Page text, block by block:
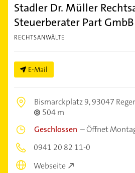
Stadler Dr. Müller
Steuerberater Part GmbB
RECHTSANWÄLTE
E-Mail
Bismarckplatz 9,93047
504 m
Geschlossen –Öffnet
0941 20 82 11-0
Webseite